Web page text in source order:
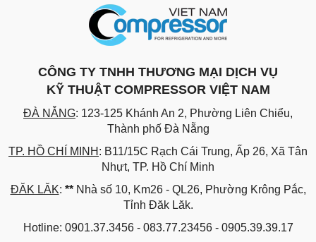
CÔNG TY TNHH THƯƠNG MẠI DỊCH VỤ
KỸ THUẬT COMPRESSOR VIỆT NAM
ĐÀ NẴNG: 123-125 Khánh An 2, Phường Liên Chiểu,
Thành phố Đà Nẵng
TP. HỒ CHÍ MINH : B11/15C Rạch Cái Trung, Ấp 26, Xã Tân
Nhựt, TP. Hồ Chí Minh
ĐĂK LĂK: ** Nhà số 10, Km26 - QL26, Phường Krông Pắc,
Tỉnh Đăk Lăk.
Hotline: 0901.37.3456 - 083.77.23456 - 0905.39.39.17